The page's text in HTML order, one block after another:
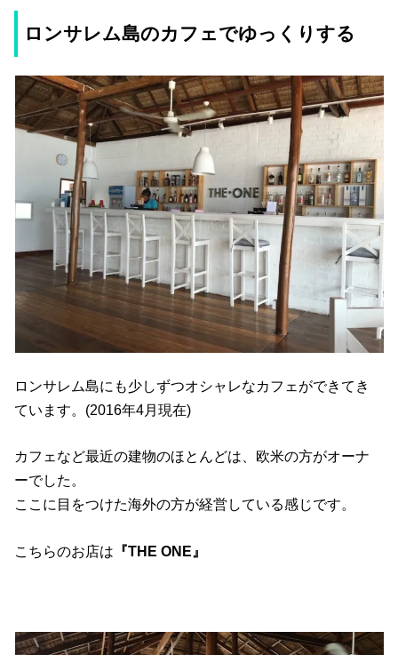
ロンサレム島のカフェでゆっくりする
ロンサレム島にも少しずつオシャレなカフェができてき
ています。(2016年4月現在)
カフェなど最近の建物のほとんどは、欧米の方がオーナ
ーでした。
ここに目をつけた海外の方が経営している感じです。
こちらのお店は 『THE ONE』